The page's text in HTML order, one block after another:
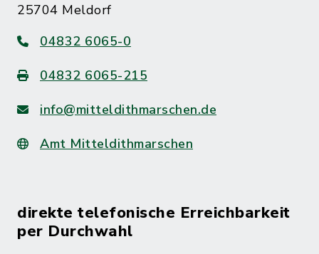
25704 Meldorf
04832 6065-0
04832 6065-215
info@mitteldithmarschen.de
Amt Mitteldithmarschen
direkte telefonische Erreichbarkeit
per Durchwahl